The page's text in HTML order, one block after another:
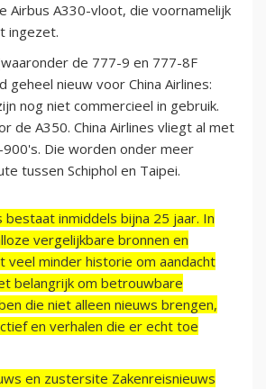
Airbus A330-vloot, die voornamelijk
ingezet.
de 777-9 en 777-8F
geheel nieuw voor China Airlines:
nog niet commercieel in gebruik.
de A350. China Airlines vliegt al met
Die worden onder meer
tussen Schiphol en Taipei.
bestaat inmiddels bijna 25 jaar. In
vergelijkbare bronnen en
veel minder historie om aandacht
belangrijk om betrouwbare
die niet alleen nieuws brengen,
en verhalen die er echt toe
en zustersite Zakenreisnieuws